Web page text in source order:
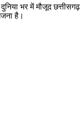
भर में मौजूद
है।